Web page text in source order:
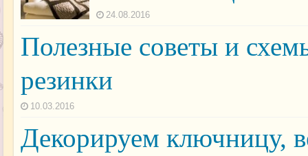
24.08.2016
Полезные советы и
резинки
10.03.2016
Декорируем ключницу,